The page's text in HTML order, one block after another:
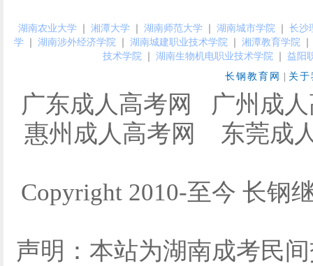
湖南农业大学 湘潭大学 湖南师范大学 湖南城市学院
长沙
学
湖南涉外经济学院 湖南城建职业技术学院 湘潭教育学院
技术学院
湖南生物机电职业技术学院
益阳
长钢教育网
关
广东成人高考网
广州成
惠州成人高考网
东莞成
Copyright 2010-至今 长钢
声明：本站为湖南成考民